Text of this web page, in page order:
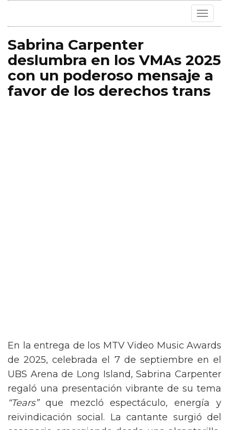
Toggle
Sabrina Carpenter
deslumbra en los VMAs 2025
con un poderoso mensaje a
favor de los derechos trans
En la entrega de los MTV Video Music Awards
de 2025, celebrada el 7 de septiembre en el
UBS Arena de Long Island, Sabrina Carpenter
regaló una presentación vibrante de su tema
“Tears”que mezcló espectáculo, energía y
reivindicación social. La cantante surgió del